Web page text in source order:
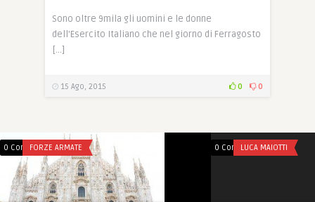
Sono oltre 9mila gli uomini e le donne
dell’Esercito Italiano che nel giorno di Ferragosto
[…]
15 Ago, 2015 0 0
0 CommentsFORZE ARMATE 0 CommentsLUCA MAIOTTI